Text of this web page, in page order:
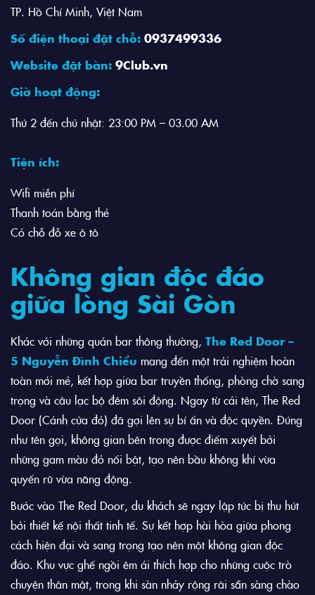
TP. Hồ Chí Minh, Việt Nam
Số điện thoại đặt chỗ: 0937499336
Website đặt bàn: 9Club.vn
Giờ hoạt động:
Thứ 2 đến chủ nhật: 23:00 PM – 03.00 AM
Tiện ích:
Wifi miễn phí
Thanh toán bằng thẻ
Có chỗ đỗ xe ô tô
Không gian độc đáo
giữa lòng Sài Gòn
Khác với những quán bar thông thường, The Red Door –
5 Nguyễn Đình Chiểu mang đến một trải nghiệm hoàn
toàn mới mẻ, kết hợp giữa bar truyền thống, phòng chờ sang
trọng và câu lạc bộ đêm sôi động. Ngay từ cái tên, The Red
Door (Cánh cửa đỏ) đã gợi lên sự bí ẩn và độc quyền. Đúng
như tên gọi, không gian bên trong được điểm xuyết bởi
những gam màu đỏ nổi bật, tạo nên bầu không khí vừa
quyến rũ vừa năng động.
Bước vào The Red Door, du khách sẽ ngay lập tức bị thu hút
bởi thiết kế nội thất tinh tế. Sự kết hợp hài hòa giữa phong
cách hiện đại và sang trọng tạo nên một không gian độc
đáo. Khu vực ghế ngồi êm ái thích hợp cho những cuộc trò
chuyện thân mật, trong khi sàn nhảy rộng rãi sẵn sàng chào